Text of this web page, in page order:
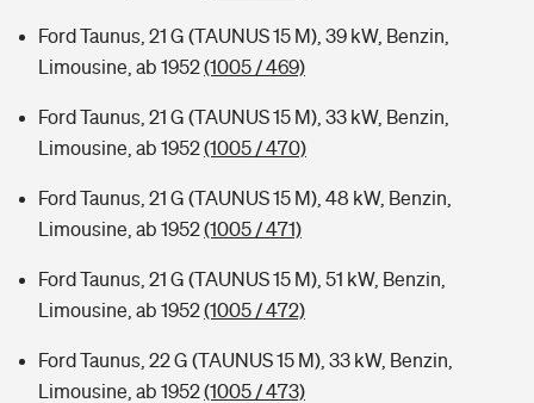
Ford Taunus, 21 G (TAUNUS 15 M), 39 kW, Benzin,
Limousine, ab 1952(1005 / 469)
Ford Taunus, 21 G (TAUNUS 15 M), 33 kW, Benzin,
Limousine, ab 1952(1005 / 470)
Ford Taunus, 21 G (TAUNUS 15 M), 48 kW, Benzin,
Limousine, ab 1952(1005 / 471)
Ford Taunus, 21 G (TAUNUS 15 M), 51 kW, Benzin,
Limousine, ab 1952(1005 / 472)
Ford Taunus, 22 G (TAUNUS 15 M), 33 kW, Benzin,
Limousine, ab 1952(1005 / 473)